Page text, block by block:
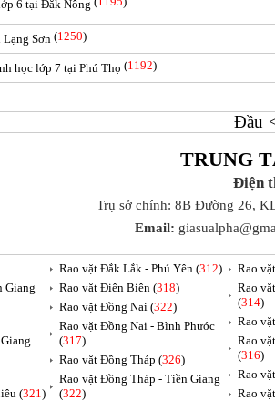
6 tại Đăk Nông
Lạng Sơn (1250)
học lớp 7 tại Phú Thọ (1192)
Đầu
TRUNG
Điện
Trụ sở chính: 8B Đường 26,
Email:
Giang
(321)
Rao vặt Đắk Lắk - Phú Yên (312)
Rao vặt Điện Biên (318)
Rao vặt Đồng Nai (322)
Rao vặt Đồng Nai - Bình Phước
(317)
Rao vặt Đồng Tháp (326)
Rao vặt Đồng Tháp - Tiền Giang
(322)
Rao
Rao
(314)
Rao
Rao
(316)
Rao
Rao